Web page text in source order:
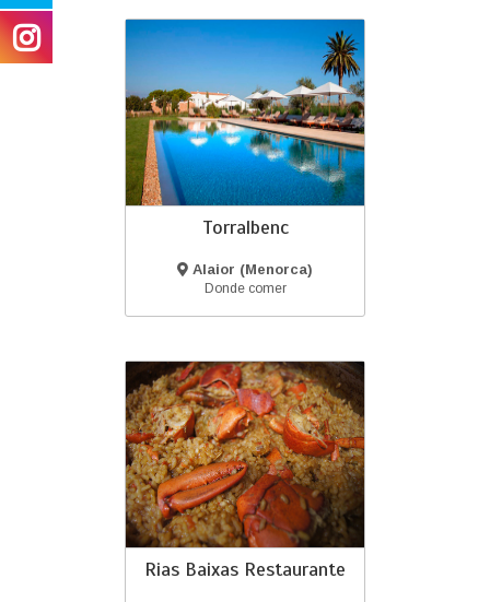
Torralbenc
Alaior (Menorca)
Donde comer
Rias Baixas Restaurante